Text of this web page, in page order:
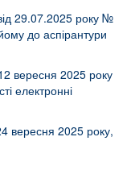
29.07.2025 року №
до аспірантури
вересня 2025 року
електронні
вересня 2025 року,